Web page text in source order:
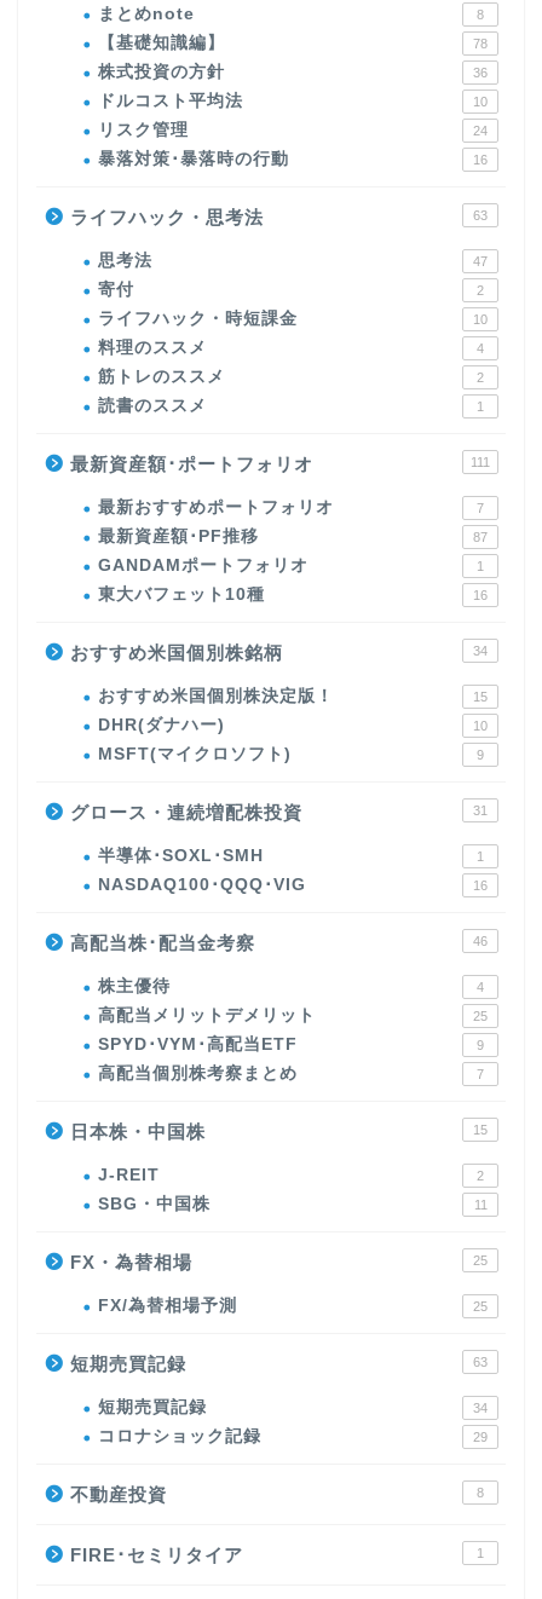
まとめnote 8
【基礎知識編】 78
株式投資の方針 36
ドルコスト平均法 10
リスク管理 24
暴落対策･暴落時の行動 16
ライフハック・思考法 63
思考法 47
寄付 2
ライフハック・時短課金 10
料理のススメ 4
筋トレのススメ 2
読書のススメ 1
最新資産額･ポートフォリオ 111
最新おすすめポートフォリオ 7
最新資産額･PF推移 87
GANDAMポートフォリオ 1
東大バフェット10種 16
おすすめ米国個別株銘柄 34
おすすめ米国個別株決定版！ 15
DHR(ダナハー) 10
MSFT(マイクロソフト) 9
グロース・連続増配株投資 31
半導体･SOXL･SMH 1
NASDAQ100･QQQ･VIG 16
高配当株･配当金考察 46
株主優待 4
高配当メリットデメリット 25
SPYD･VYM･高配当ETF 9
高配当個別株考察まとめ 7
日本株・中国株 15
J-REIT 2
SBG・中国株 11
FX・為替相場 25
FX/為替相場予測 25
短期売買記録 63
短期売買記録 34
コロナショック記録 29
不動産投資 8
FIRE･セミリタイア 1